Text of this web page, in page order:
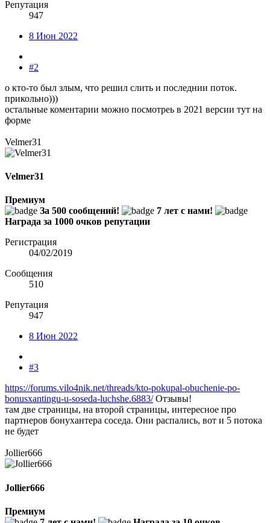
Репутация
947
8 Июн 2022
#2
о кто-то был злым, что решил слить и последнии поток.
прикольно)))
остальные коментарии можно посмотреь в 2021 версии тут на
форме
Velmer31
Velmer31
Премиум
За 500 сообщений!
7 лет с нами!
Награда за 1000 очков репутации
Регистрация
04/02/2019
Сообщения
510
Репутация
947
8 Июн 2022
#3
https://forums.vilo4nik.net/threads/kto-pokupal-obuchenie-po-
bonusxantingu-u-soseda-luchshe.6883/Отзывы!
там две страницы, на второй страницы, интересное про
партнеров бонухантера соседа. Они распались, вот и 5 потока
не будет
Jollier666
Jollier666
Премиум